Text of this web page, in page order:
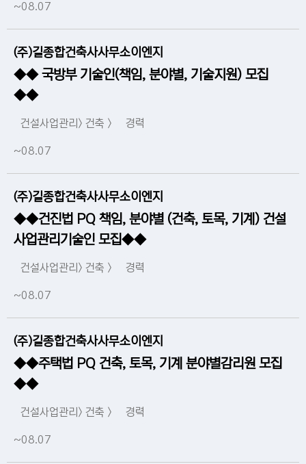
~08.07
(주)길종합건축사사무소이엔지
◆◆ 국방부 기술인(책임, 분야별, 기술지원) 모집
◆◆
건설사업관리> 건축 > 경력
~08.07
(주)길종합건축사사무소이엔지
◆◆건진법 PQ 책임, 분야별 (건축, 토목, 기계) 건설
사업관리기술인 모집◆◆
건설사업관리> 건축 > 경력
~08.07
(주)길종합건축사사무소이엔지
◆◆주택법 PQ 건축, 토목, 기계 분야별감리원 모집
◆◆
건설사업관리> 건축 > 경력
~08.07